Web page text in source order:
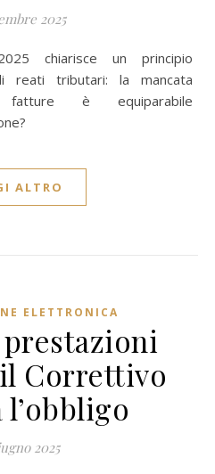
2025
reati tributari: la mancata
fatture è equiparabile
ALTRO
ELETTRONICA
Correttivo
2025